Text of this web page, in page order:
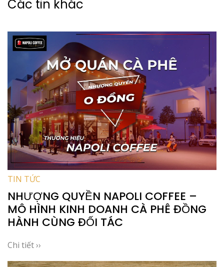
Các tin khác
TIN TỨC
NHƯỢNG QUYỀN NAPOLI COFFEE –
MÔ HÌNH KINH DOANH CÀ PHÊ ĐỒNG
HÀNH CÙNG ĐỐI TÁC
Chi tiết ››